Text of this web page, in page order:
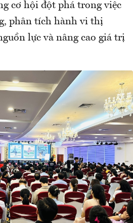
cơ hội đột phá trong việc
phân tích hành vi thị
lực và nâng cao giá trị